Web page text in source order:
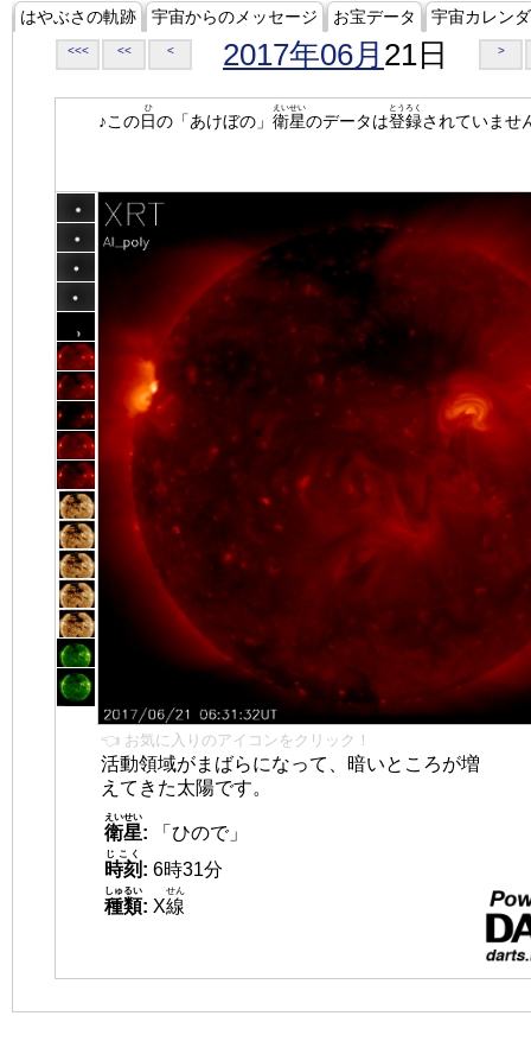
はやぶさの軌跡 宇宙からのメッセージ お宝データ 宇宙カレン
<<< << < 2017年06月 21日 >
♪この日
ひ
の「あけぼの」 衛星
えいせい
のデータは登録
とうろく
されていませ
👈 お気に入りのアイコンをクリック！
活動領域がまばらになって、暗いところが増
えてきた太陽です。
衛星
えいせい
:
「ひので」
時刻
じこく
: 6時31分
種類
しゅるい
: X線
せん